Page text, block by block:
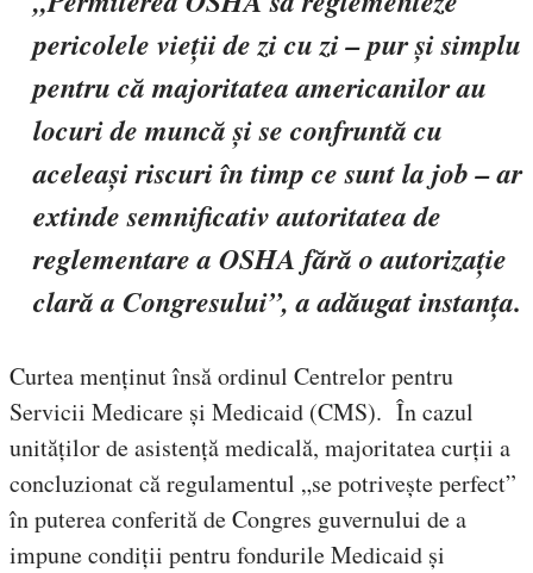
pericolele vieții de zi cu zi – pur și simplu
pentru că majoritatea americanilor au
locuri de muncă și se confruntă cu
aceleași riscuri în timp ce sunt la job – ar
extinde semnificativ autoritatea de
reglementare a OSHA fără o autorizație
clară a Congresului”, a adăugat instanța.
Curtea menținut însă ordinul Centrelor pentru
Servicii Medicare și Medicaid (CMS). În cazul
unităților de asistență medicală, majoritatea curții a
concluzionat că regulamentul „se potrivește perfect”
în puterea conferită de Congres guvernului de a
impune condiții pentru fondurile Medicaid și